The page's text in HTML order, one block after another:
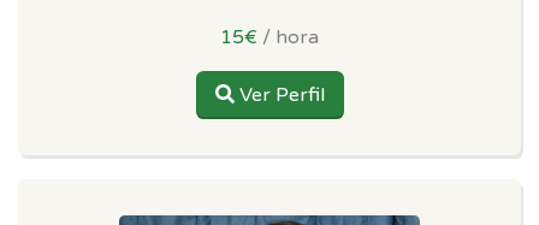
15€ / hora
Ver Perfil